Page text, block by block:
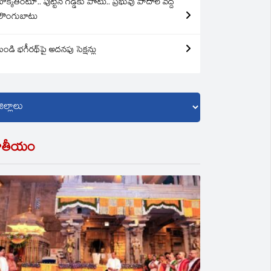
పుట్టిన గడ్డకు పోటు.. ప్రభువు పాదాల వద్ద
భగీరథ్‌పై అదనపు సెక్షన్లు